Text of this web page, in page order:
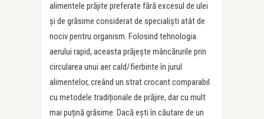
alimentele prăjite preferate fără excesul de ulei
și de grăsime considerat de specialiști atât de
nociv pentru organism. Folosind tehnologia
aerului rapid, aceasta prăjește mâncărurile prin
circularea unui aer cald/fierbinte în jurul
alimentelor, creând un strat crocant comparabil
cu metodele tradiționale de prăjire, dar cu mult
mai puțină grăsime. Dacă ești în căutare de un